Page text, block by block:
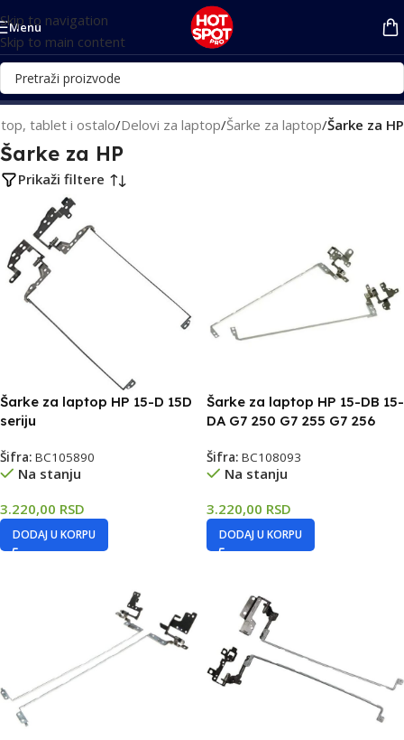
Skip to navigation
Skip to main content
Menu
tablet i ostalo/Delovi za laptop/Šarke za laptop/Šarke za HP
Šarke za HP
Prikaži filtere
Šarke za laptop HP 15-D 15D
seriju
Šifra: BC105890
Na stanju
3.220,00 RSD
DODAJ U KORPU
Šarke za laptop HP 15-DB 15-
DA G7 250 G7 255 G7 256
Šifra: BC108093
Na stanju
3.220,00 RSD
DODAJ U KORPU